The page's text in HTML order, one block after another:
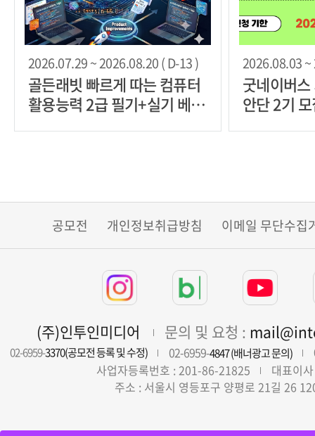
2026.07.29 ~ 2026.08.20 ( D-13 )
골든래빗 빠르게 따는 컴퓨터
활용능력 2급 필기+실기 베타
2026.08.03 ~
굿네이버
안단 2기
공모전 개인정보취급방침 이메일 무단수집
(주)인투인미디어 문의 및 요청 :
02-6959-3370(공모전 등록 및 수정) 02-6959-4847 (배너광고 문의)
사업자등록번호 : 201-86-21825
대표이
주소 : 서울시 영등포구 양평로 21길 26